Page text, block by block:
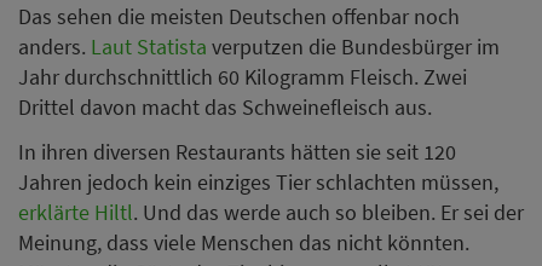
Das sehen die meisten Deutschen offenbar noch
anders. Laut Statista verputzen die Bundesbürger im
Jahr durchschnittlich 60 Kilogramm Fleisch. Zwei
Drittel davon macht das Schweinefleisch aus.
In ihren diversen Restaurants hätten sie seit 120
Jahren jedoch kein einziges Tier schlachten müssen,
erklärte Hiltl. Und das werde auch so bleiben. Er sei der
Meinung, dass viele Menschen das nicht könnten.